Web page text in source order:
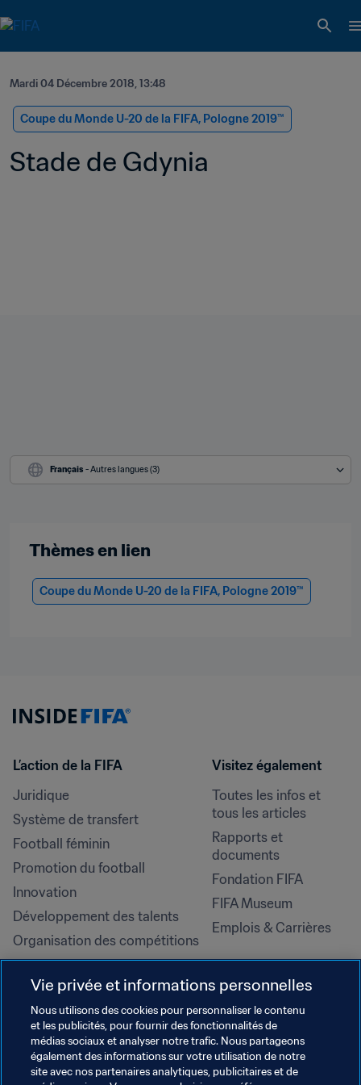
Mardi 04 Décembre 2018, 13:48
Coupe du Monde U-20 de la FIFA, Pologne 2019™
Stade de Gdynia
Français - Autres langues (3)
Thèmes en lien
Coupe du Monde U-20 de la FIFA, Pologne 2019™
L’action de la FIFA
Juridique
Système de transfert
Football féminin
Promotion du football
Innovation
Développement des talents
Organisation des compétitions
Développement durable
Droits de l'homme et lutte contre
la discrimination
Santé et médical
Initiatives en matière de
formation
Visitez également
Toutes les infos et
tous les articles
Rapports et
documents
Fondation FIFA
FIFA Museum
Emplois & Carrières
Vie privée et informations personnelles
Nous utilisons des cookies pour personnaliser le contenu
et les publicités, pour fournir des fonctionnalités de
médias sociaux et analyser notre trafic. Nous partageons
également des informations sur votre utilisation de notre
site avec nos partenaires analytiques, publicitaires et de